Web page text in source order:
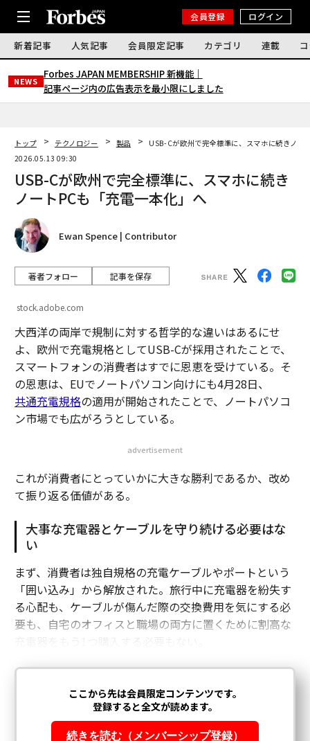
会員登録 ログイン
新着記事 人気記事 会員限定記事 カテゴリ 連載
NEWS
Forbes JAPAN MEMBERSHIP 新機能｜
記事ページ内の広告表示を最小限にしました
トップ テクノロジー 製品
USB-Cが欧州で完全標準に、スマホに続きノー
2026.05.13 09:30
USB-Cが欧州で完全標準に、スマホに続き
ノートPCも「充電一本化」へ
Ewan Spence | Contributor
著者フォロー 記事を保存
stock.adobe.com
大西洋の両岸で規制に対する哲学的な違いはあるにせ
よ、欧州で充電規格としてUSB-Cが採用されたことで、
スマートフォンの消費者はすでに恩恵を受けている。そ
の恩恵は、EUでノートパソコン向けにも4月28日、
共通充電規格の適用が開始されたことで、ノートパソコ
ン市場でも広がろうとしている。
advertisement
これが消費者にとっていかに大きな勝利であるか、改め
て振り返る価値がある。
大事な充電器とケーブルを守り続ける必要はな
い
まず、消費者は独自規格の充電ケーブルやポートという
「囲い込み」から解放された。旅行中に充電器を紛失す
る心配も、ケーブルが傷んだ際の交換費用を気にする必
要も、自宅のオフィスと職場の両方に置くために割高な